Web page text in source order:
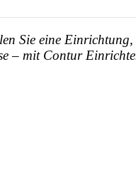
Sie eine
– mit Contur